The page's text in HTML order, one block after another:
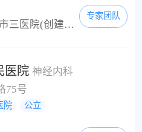
九江市第三人民医院由原市三医院(创建于1972年)和市传染病医院(创建于1954年)于1995年合并组建而成，2002年经市政府批准挂牌成立九江市肿瘤医院。经过几代人的艰苦奋斗，现已建设成为肿瘤诊疗、肝病诊疗、结核病诊疗三大专科水平居江西省前列的九江市科室最齐全的大型综合性医院。2009年获评三级甲等专科医院、江西省市共建重点肿瘤专科医院。医院占地面积3.18万平方米，编制床位630张(实际开放床位830张)，设临床科室31个、医技科室19个、行政...
专家团队
医院 神经内科
75号
院 公立